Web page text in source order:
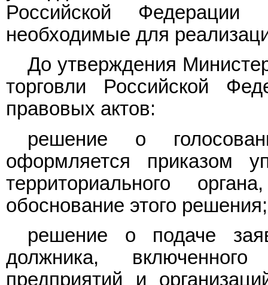
Российской
необходимые для
До утверждения
торговли Российской
правовых актов:
решение о
оформляется приказом
территориального
обоснование этого решения;
решение о подаче
должника,
предприятий и